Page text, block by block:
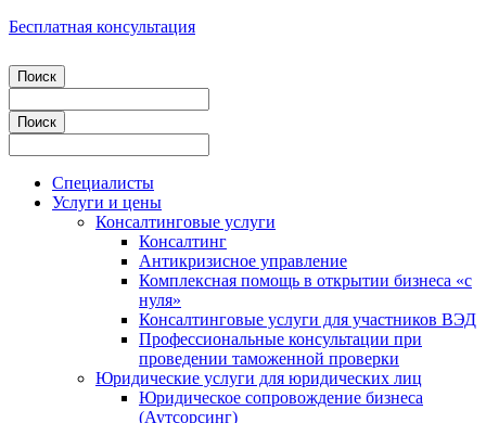
Бесплатная консультация
Специалисты
Услуги и цены
Консалтинговые услуги
Консалтинг
Антикризисное управление
Комплексная помощь в открытии бизнеса «с
нуля»
Консалтинговые услуги для участников ВЭД
Профессиональные консультации при
проведении таможенной проверки
Юридические услуги для юридических лиц
Юридическое сопровождение бизнеса
(Аутсорсинг)